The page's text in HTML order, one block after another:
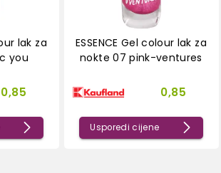
lak za
you
0,85
ESSENCE Gel colour lak za
nokte 07 pink-ventures
0,85
Usporedi cijene